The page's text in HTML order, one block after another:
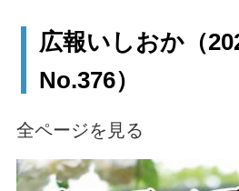
広報いしおか（
No.376）
全ページを見る